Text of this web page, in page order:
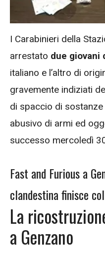
I Carabinieri della
arrestato due giovani
italiano e l’altro di
gravemente indiziati
di spaccio di
abusivo di armi ed
successo mercoledì
Fast and Furious a
clandestina finisce
La
a Genzano